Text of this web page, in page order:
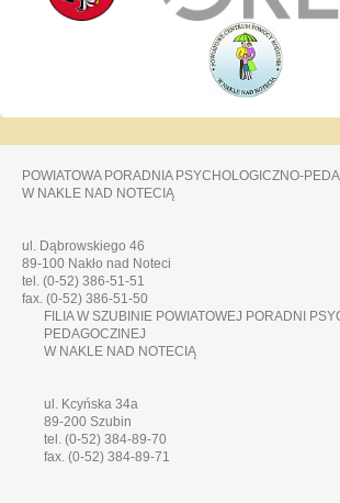
POWIATOWA PORADNIA PSYCHOLOGICZNO-
W NAKLE NAD NOTECIĄ
ul. Dąbrowskiego 46
89-100 Nakło nad Noteci
tel. (0-52) 386-51-51
fax. (0-52) 386-51-50
FILIA W SZUBINIE POWIATOWEJ PORADNI
PEDAGOCZINEJ
W NAKLE NAD NOTECIĄ
ul. Kcyńska 34a
89-200 Szubin
tel. (0-52) 384-89-70
fax. (0-52) 384-89-71